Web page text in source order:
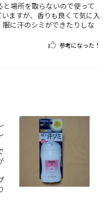
場所を取らないので使って
ますが、香りも良くて気に入
服に汗のシミができたりしな
参考になった！